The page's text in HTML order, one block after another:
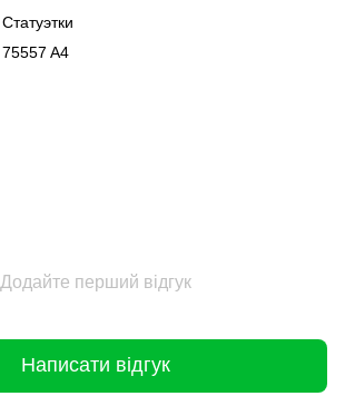
Статуэтки
75557 A4
Додайте перший відгук
Написати відгук